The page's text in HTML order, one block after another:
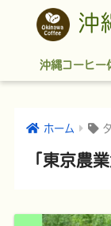
沖
沖縄コーヒー
ホーム
「東京農